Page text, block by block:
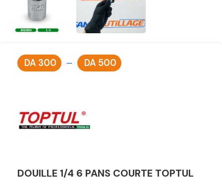
DA 300 – DA 500
DOUILLE 1/4 6 PANS COURTE TOPTUL